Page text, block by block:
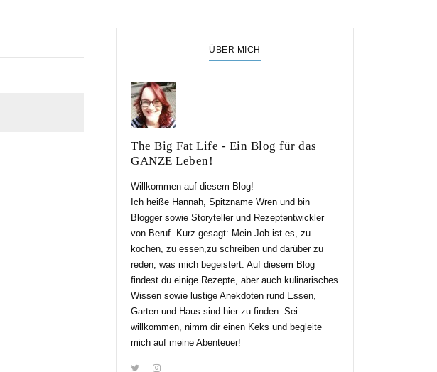
ÜBER MICH
The Big Fat Life - Ein Blog für das
GANZE Leben!
Willkommen auf diesem Blog!
Ich heiße Hannah, Spitzname Wren und bin
Blogger sowie Storyteller und Rezeptentwickler
von Beruf. Kurz gesagt: Mein Job ist es, zu
kochen, zu essen,zu schreiben und darüber zu
reden, was mich begeistert. Auf diesem Blog
findest du einige Rezepte, aber auch kulinarisches
Wissen sowie lustige Anekdoten rund Essen,
Garten und Haus sind hier zu finden. Sei
willkommen, nimm dir einen Keks und begleite
mich auf meine Abenteuer!